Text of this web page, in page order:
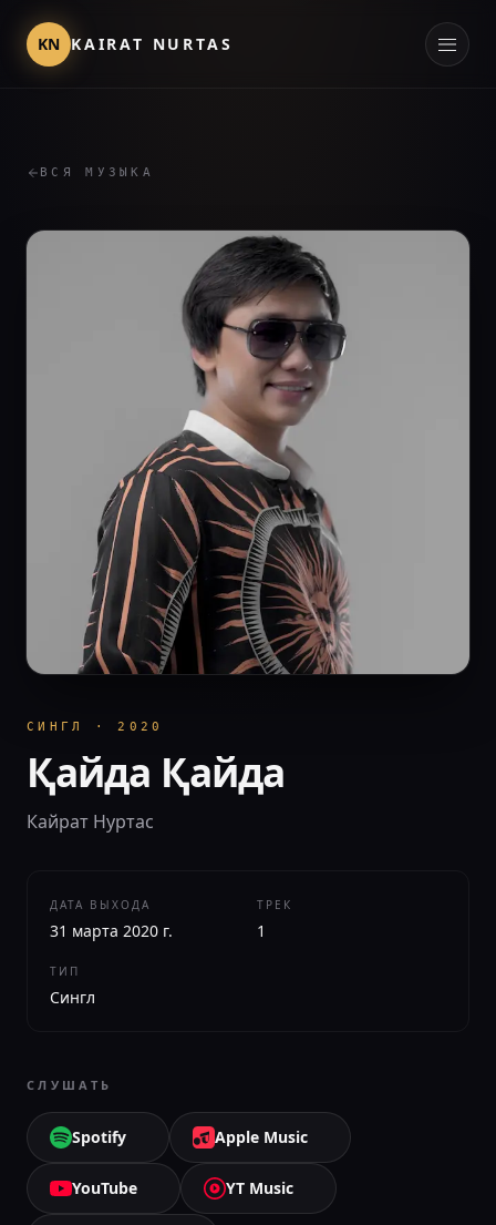
KN KAIRAT NURTAS
ВСЯ МУЗЫКА
СИНГЛ ·2020
Қайда Қайда
Кайрат Нуртас
ДАТА ВЫХОДА
31 марта 2020 г.
ТРЕК
1
ТИП
Сингл
СЛУШАТЬ
Spotify Apple Music
YouTube YT Music